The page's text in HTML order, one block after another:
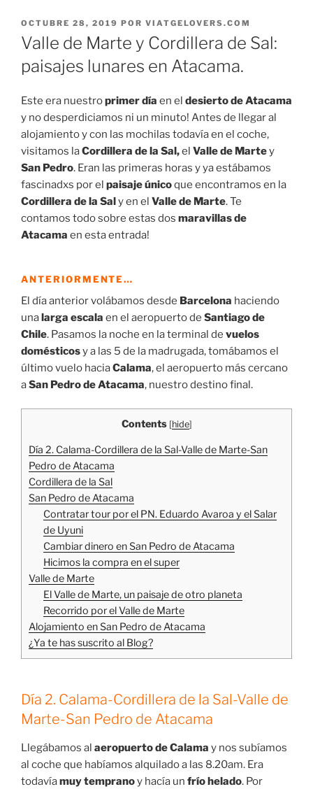
PUBLICADO
EL
OCTUBRE 28, 2019 POR VIATGELOVERS.COM
Valle de Marte y Cordillera de Sal:
paisajes lunares en Atacama.
Este era nuestroprimer día en el desierto de Atacama
y no desperdiciamos ni un minuto! Antes de llegar al
alojamiento y con las mochilas todavía en el coche,
visitamos laCordillera de la Sal,el Valle de Martey
San Pedro. Eran las primeras horas y ya estábamos
fascinadxs por el paisaje únicoque encontramos en la
Cordillera de la Saly en el Valle de Marte. Te
contamos todo sobre estas dos maravillas de
Atacama en esta entrada!
ANTERIORMENTE…
El día anterior volábamos desde Barcelona haciendo
unalarga escala en el aeropuerto de Santiago de
Chile. Pasamos la noche en la terminal de vuelos
domésticosy a las 5 de la madrugada, tomábamos el
último vuelo haciaCalama, el aeropuerto más cercano
aSan Pedro de Atacama, nuestro destino final.
Contents [hide]
Día 2. Calama-Cordillera de la Sal-Valle de Marte-San
Pedro de Atacama
Cordillera de la Sal
San Pedro de Atacama
Contratar tour por el PN. Eduardo Avaroa y el Salar
de Uyuni
Cambiar dinero en San Pedro de Atacama
Hicimos la compra en el super
Valle de Marte
El Valle de Marte, un paisaje de otro planeta
Recorrido por el Valle de Marte
Alojamiento en San Pedro de Atacama
¿Ya te has suscrito al Blog?
Día 2. Calama-Cordillera de la Sal-Valle de
Marte-San Pedro de Atacama
Llegábamos al aeropuerto de Calama y nos subíamos
al coche que habíamos alquilado a las 8.20am. Era
todavíamuy tempranoy hacía un frío helado. Por